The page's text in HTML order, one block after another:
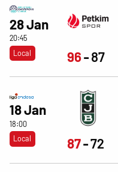
28 Jan
20:45
Local
96 87
18 Jan
18:00
Local
87 72